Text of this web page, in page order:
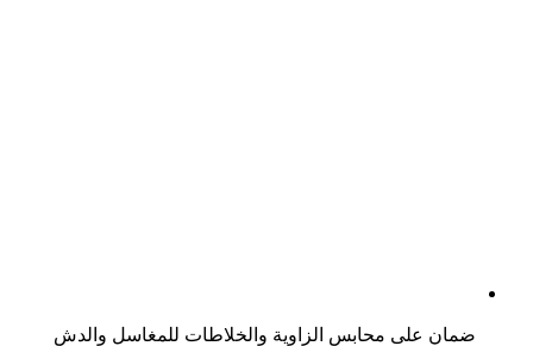
ضمان على محابس الزاوية والخلاطات للمغاسل والدش